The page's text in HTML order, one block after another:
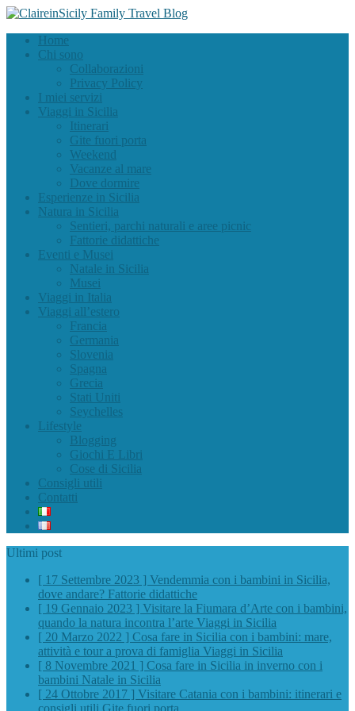
Home
Chi sono
Collaborazioni
Privacy Policy
I miei servizi
Viaggi in Sicilia
Itinerari
Gite fuori porta
Weekend
Vacanze al mare
Dove dormire
Esperienze in Sicilia
Natura in Sicilia
Sentieri, parchi naturali e aree picnic
Fattorie didattiche
Eventi e Musei
Natale in Sicilia
Musei
Viaggi in Italia
Viaggi all’estero
Francia
Germania
Slovenia
Spagna
Grecia
Stati Uniti
Seychelles
Lifestyle
Blogging
Giochi E Libri
Cose di Sicilia
Consigli utili
Contatti
Ultimi post
[ 17 Settembre 2023 ] Vendemmia con i bambini in Sicilia,
dove andare? Fattorie didattiche
[ 19 Gennaio 2023 ] Visitare la Fiumara d’Arte con i bambini,
quando la natura incontra l’arte Viaggi in Sicilia
[ 20 Marzo 2022 ] Cosa fare in Sicilia con i bambini: mare,
attività e tour a prova di famiglia Viaggi in Sicilia
[ 8 Novembre 2021 ] Cosa fare in Sicilia in inverno con i
bambini Natale in Sicilia
[ 24 Ottobre 2017 ] Visitare Catania con i bambini: itinerari e
consigli utili Gite fuori porta